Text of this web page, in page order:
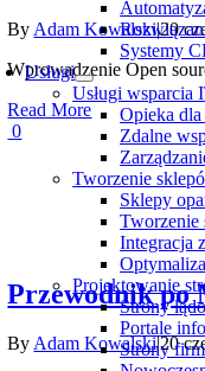
Systemy
Usługi
Usługi wsparcia
Opieka
Zdalne
Tworzenie
Sklepy
Tworzenie
Integracja
Projektowanie
Strony
Portale
Strony
By Adam Kowalski|20
Wprowadzenie Open
Read More
0
Przewodnik po
ByAdam Kowalski|20